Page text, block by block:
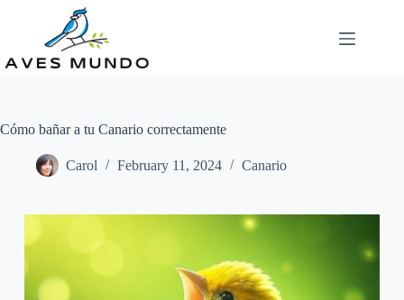
Cómo bañar a tu Canario correctamente
Carol February 11, 2024 Canario